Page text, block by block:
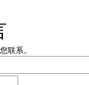
联系。